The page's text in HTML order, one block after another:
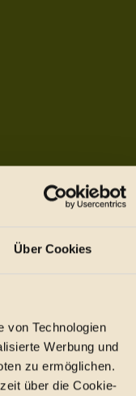
Über Cookies
von Technologien
Werbung und
zu ermöglichen.
über die Cookie-